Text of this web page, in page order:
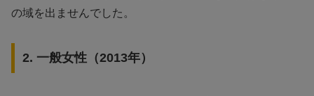
の域を出ませんでした。
2. 一般女性（2013年）